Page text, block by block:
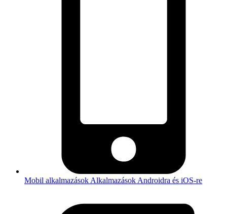
Mobil alkalmazások Alkalmazások Androidra és iOS-re